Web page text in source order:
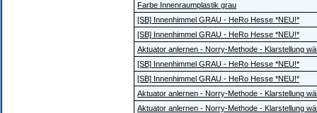
Farbe Innenraumplastik grau
[SB] Innenhimmel GRAU - HeRo Hesse *NEU!*
[SB] Innenhimmel GRAU - HeRo Hesse *NEU!*
Aktuator anlernen - Norry-Methode - Klarstellung
[SB] Innenhimmel GRAU - HeRo Hesse *NEU!*
[SB] Innenhimmel GRAU - HeRo Hesse *NEU!*
Aktuator anlernen - Norry-Methode - Klarstellung
Aktuator anlernen - Norry-Methode - Klarstellung